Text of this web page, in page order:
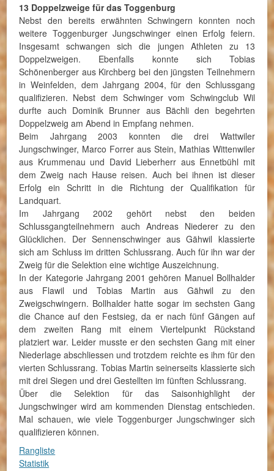
13 Doppelzweige für das Toggenburg
Nebst den bereits erwähnten Schwingern konnten noch
weitere Toggenburger Jungschwinger einen Erfolg feiern.
Insgesamt schwangen sich die jungen Athleten zu 13
Doppelzweigen. Ebenfalls konnte sich Tobias
Schönenberger aus Kirchberg bei den jüngsten Teilnehmern
in Weinfelden, dem Jahrgang 2004, für den Schlussgang
qualifizieren. Nebst dem Schwinger vom Schwingclub Wil
durfte auch Dominik Brunner aus Bächli den begehrten
Doppelzweig am Abend in Empfang nehmen.
Beim Jahrgang 2003 konnten die drei Wattwiler
Jungschwinger, Marco Forrer aus Stein, Mathias Wittenwiler
aus Krummenau und David Lieberherr aus Ennetbühl mit
dem Zweig nach Hause reisen. Auch bei ihnen ist dieser
Erfolg ein Schritt in die Richtung der Qualifikation für
Landquart.
Im Jahrgang 2002 gehört nebst den beiden
Schlussgangteilnehmern auch Andreas Niederer zu den
Glücklichen. Der Sennenschwinger aus Gähwil klassierte
sich am Schluss im dritten Schlussrang. Auch für ihn war der
Zweig für die Selektion eine wichtige Auszeichnung.
In der Kategorie Jahrgang 2001 gehören Manuel Bollhalder
aus Flawil und Tobias Martin aus Gähwil zu den
Zweigschwingern. Bollhalder hatte sogar im sechsten Gang
die Chance auf den Festsieg, da er nach fünf Gängen auf
dem zweiten Rang mit einem Viertelpunkt Rückstand
platziert war. Leider musste er den sechsten Gang mit einer
Niederlage abschliessen und trotzdem reichte es ihm für den
vierten Schlussrang. Tobias Martin seinerseits klassierte sich
mit drei Siegen und drei Gestellten im fünften Schlussrang.
Über die Selektion für das Saisonhighlight der
Jungschwinger wird am kommenden Dienstag entschieden.
Mal schauen, wie viele Toggenburger Jungschwinger sich
qualifizieren können.
Rangliste
Statistik